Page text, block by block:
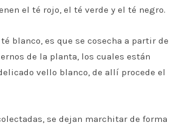
el té rojo, el té verde y el té negro.
blanco, es que se cosecha a partir de
de la planta, los cuales están
vello blanco, de allí procede el
se dejan marchitar de forma